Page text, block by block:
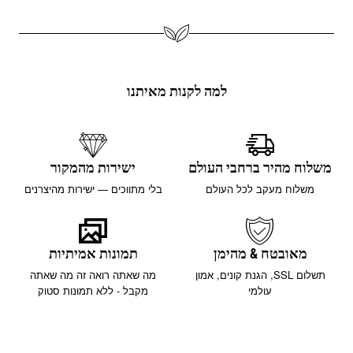
למה לקנות מאיתנו
משלוח מהיר ברחבי העולם
משלוח מעקב לכל העולם
ישירות מהמקור
בלי מתווכים — ישירות מהיצרנים
מאובטח & מהימן
תשלום SSL, הגנת קונים, אמון
עולמי
תמונות אמיתיות
מה שאתה רואה זה מה שאתה
מקבל - ללא תמונות סטוק